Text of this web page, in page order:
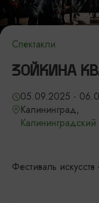
Спектакли
ЗОЙКИНА
05.09.2025 -
Калининград,
Фестиваль